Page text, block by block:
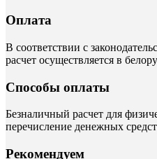
Оплата
В соответствии с
расчет осуществляется в
Способы оплаты
Безналичный расчет для
перечисление денежных
Рекомендуем